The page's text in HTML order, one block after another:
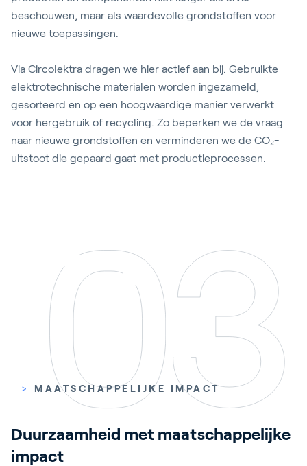
beschouwen, maar als waardevolle grondstoffen voor
nieuwe toepassingen.
Via Circolektra dragen we hier actief aan bij. Gebruikte
elektrotechnische materialen worden ingezameld,
gesorteerd en op een hoogwaardige manier verwerkt
voor hergebruik of recycling. Zo beperken we de vraag
naar nieuwe grondstoffen en verminderen we de CO₂-
uitstoot die gepaard gaat met productieprocessen.
> MAATSCHAPPELIJKE IMPACT
Duurzaamheid met maatschappelijke
impact